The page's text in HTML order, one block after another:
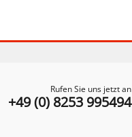
Rufen Sie uns jetzt an
+49 (0) 8253 995494